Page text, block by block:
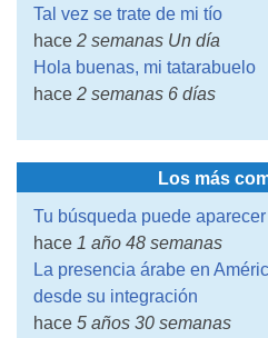
Tal vez se trate de mi tío
hace 2 semanas Un día
Hola buenas, mi tatarabuelo
hace 2 semanas 6 días
Los más
Tu búsqueda puede
hace 1 año 48 semanas
La presencia árabe en
desde su integración
hace 5 años 30 semanas